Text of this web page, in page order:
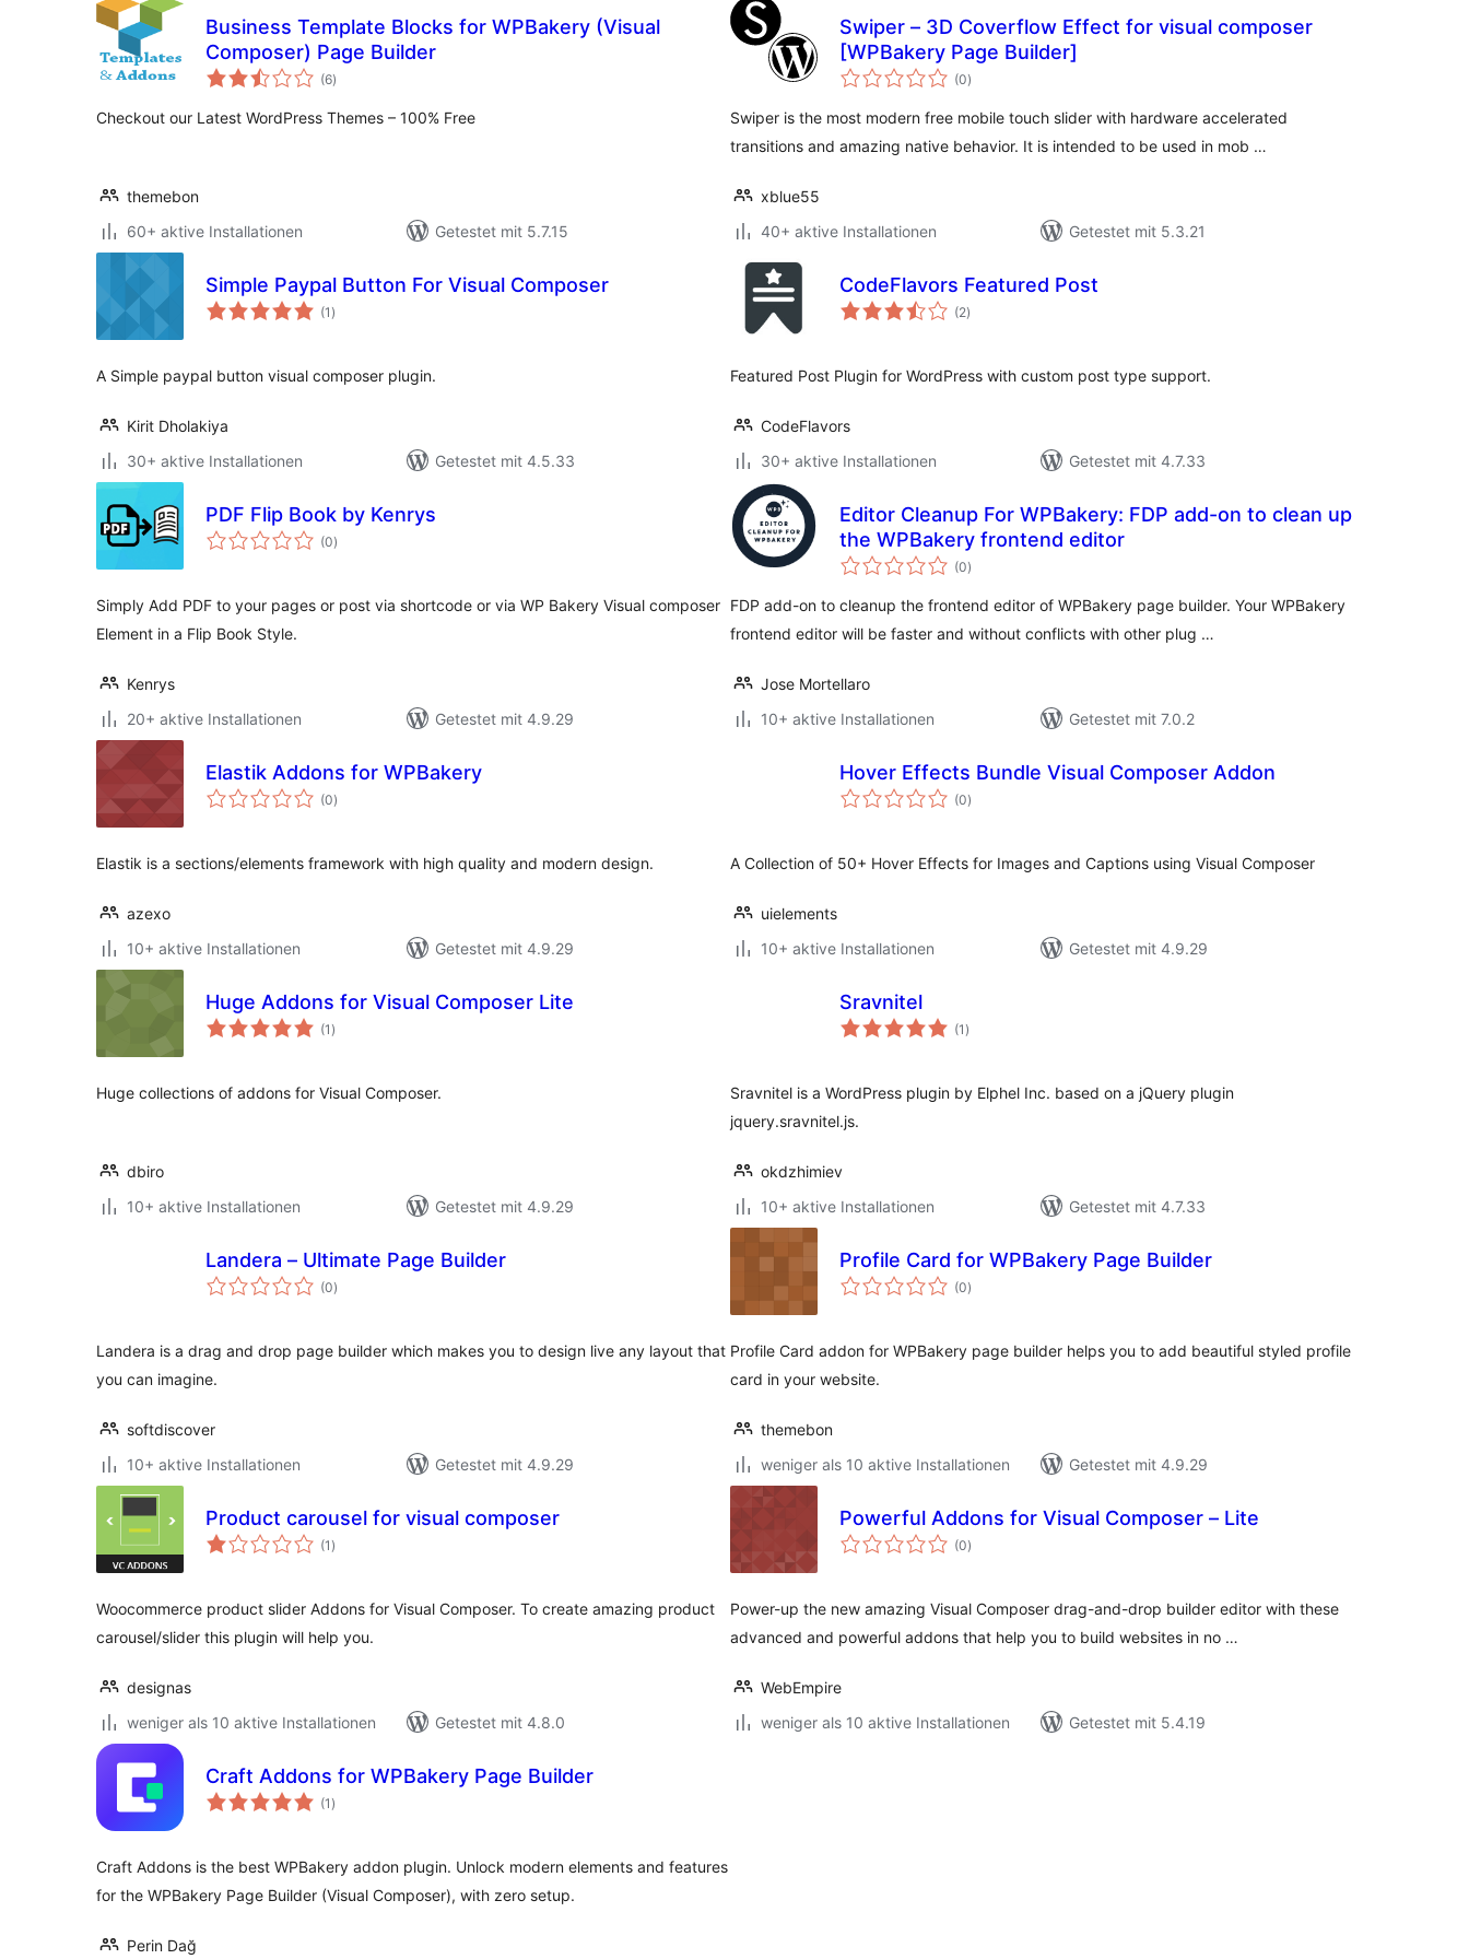
Business Template Blocks for WPBakery (Visual
Composer) Page Builder
(6Bewertungen
insgesamt
)
Checkout our Latest WordPress Themes – 100% Free
themebon
60+ aktive Installationen
Getestet mit 5.7.15
Swiper – 3D Coverflow Effect for visual composer
[WPBakery Page Builder]
(0Bewertungen
insgesamt
)
Swiper is the most modern free mobile touch slider with hardware accelerated
transitions and amazing native behavior. It is intended to be used in mob …
xblue55
40+ aktive Installationen
Getestet mit 5.3.21
Simple Paypal Button For Visual Composer
(1 Bewertungen
insgesamt
)
A Simple paypal button visual composer plugin.
Kirit Dholakiya
30+ aktive Installationen
Getestet mit 4.5.33
CodeFlavors Featured Post
(2Bewertungen
insgesamt
)
Featured Post Plugin for WordPress with custom post type support.
CodeFlavors
30+ aktive Installationen
Getestet mit 4.7.33
PDF Flip Book by Kenrys
(0Bewertungen
insgesamt
)
Simply Add PDF to your pages or post via shortcode or via WP Bakery Visual composer
Element in a Flip Book Style.
Kenrys
20+ aktive Installationen
Getestet mit 4.9.29
Editor Cleanup For WPBakery: FDP add-on to clean up
the WPBakery frontend editor
(0Bewertungen
insgesamt
)
FDP add-on to cleanup the frontend editor of WPBakery page builder. Your WPBakery
frontend editor will be faster and without conflicts with other plug …
Jose Mortellaro
10+ aktive Installationen
Getestet mit 7.0.2
Elastik Addons for WPBakery
(0Bewertungen
insgesamt
)
Elastik is a sections/elements framework with high quality and modern design.
azexo
10+ aktive Installationen
Getestet mit 4.9.29
Hover Effects Bundle Visual Composer Addon
(0Bewertungen
insgesamt
)
A Collection of 50+ Hover Effects for Images and Captions using Visual Composer
uielements
10+ aktive Installationen
Getestet mit 4.9.29
Huge Addons for Visual Composer Lite
(1 Bewertungen
insgesamt
)
Huge collections of addons for Visual Composer.
dbiro
10+ aktive Installationen
Getestet mit 4.9.29
Sravnitel
(1 Bewertungen
insgesamt
)
Sravnitel is a WordPress plugin by Elphel Inc. based on a jQuery plugin
jquery.sravnitel.js.
okdzhimiev
10+ aktive Installationen
Getestet mit 4.7.33
Landera – Ultimate Page Builder
(0Bewertungen
insgesamt
)
Landera is a drag and drop page builder which makes you to design live any layout that
you can imagine.
softdiscover
10+ aktive Installationen
Getestet mit 4.9.29
Profile Card for WPBakery Page Builder
(0Bewertungen
insgesamt
)
Profile Card addon for WPBakery page builder helps you to add beautiful styled profile
card in your website.
themebon
weniger als 10 aktive Installationen
Getestet mit 4.9.29
Product carousel for visual composer
(1 Bewertungen
insgesamt
)
Woocommerce product slider Addons for Visual Composer. To create amazing product
carousel/slider this plugin will help you.
designas
weniger als 10 aktive Installationen
Getestet mit 4.8.0
Powerful Addons for Visual Composer – Lite
(0Bewertungen
insgesamt
)
Power-up the new amazing Visual Composer drag-and-drop builder editor with these
advanced and powerful addons that help you to build websites in no …
WebEmpire
weniger als 10 aktive Installationen
Getestet mit 5.4.19
Craft Addons for WPBakery Page Builder
(1 Bewertungen
insgesamt
)
Craft Addons is the best WPBakery addon plugin. Unlock modern elements and features
for the WPBakery Page Builder (Visual Composer), with zero setup.
Perin Dağ